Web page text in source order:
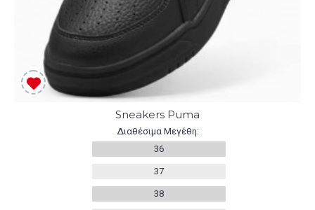
Sneakers Puma
Διαθέσιμα Μεγέθη:
36
37
38